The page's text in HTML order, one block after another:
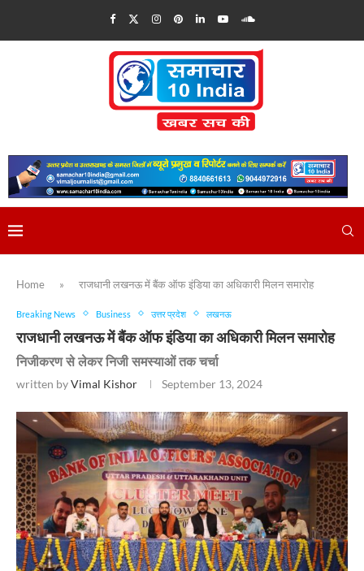
Home » राजधानी लखनऊ में बैंक ऑफ इंडिया का अधिकारी मिलन समारोह
Breaking News Business उत्तर प्रदेश लखनऊ
राजधानी लखनऊ में बैंक ऑफ इंडिया का अधिकारी मिलन समारोह
निजीकरण से लेकर निजी समस्याओं तक चर्चा
written byVimal Kishor September 13, 2024